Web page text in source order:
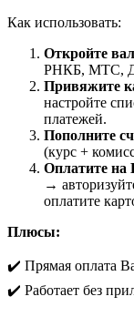
Как использовать:
Откройте
РНКБ, МТС,
Привяжите
настройте
платежей.
Пополните
(курс +
Оплатите на
→
оплатите
Плюсы:
✔️ Прямая оплата
✔️ Работает без